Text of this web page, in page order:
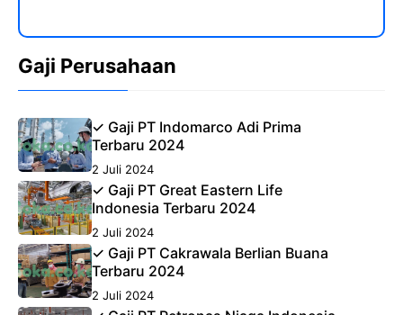
Gaji Perusahaan
✓ Gaji PT Indomarco Adi Prima
Terbaru 2024
2 Juli 2024
✓ Gaji PT Great Eastern Life
Indonesia Terbaru 2024
2 Juli 2024
✓ Gaji PT Cakrawala Berlian Buana
Terbaru 2024
2 Juli 2024